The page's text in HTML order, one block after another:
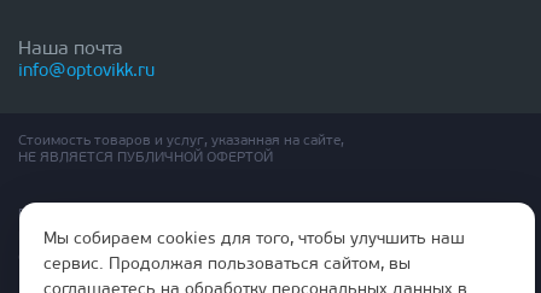
Наша почта
info@optovikk.ru
Стоимость товаров и услуг, указанная на сайте,
НЕ ЯВЛЯЕТСЯ ПУБЛИЧНОЙ ОФЕРТОЙ
Правила эксплутации входных и межкомнатных дверей
Политика обработки персональных данных
Согласие на обработку персональных данных
Мы собираем cookies для того, чтобы улучшить наш
сервис. Продолжая пользоваться сайтом, вы
соглашаетесь на обработку персональных данных в